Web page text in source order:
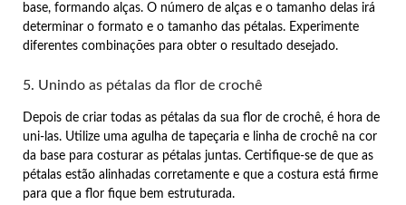
base, formando alças. O número de alças e o tamanho delas irá
determinar o formato e o tamanho das pétalas. Experimente
diferentes combinações para obter o resultado desejado.
5. Unindo as pétalas da flor de crochê
Depois de criar todas as pétalas da sua flor de crochê, é hora de
uni-las. Utilize uma agulha de tapeçaria e linha de crochê na cor
da base para costurar as pétalas juntas. Certifique-se de que as
pétalas estão alinhadas corretamente e que a costura está firme
para que a flor fique bem estruturada.